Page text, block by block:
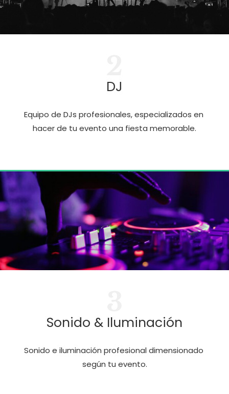
DJ
Equipo de DJs profesionales, especializados en
hacer de tu evento una fiesta memorable.
Sonido & Iluminación
Sonido e iluminación profesional dimensionado
según tu evento.